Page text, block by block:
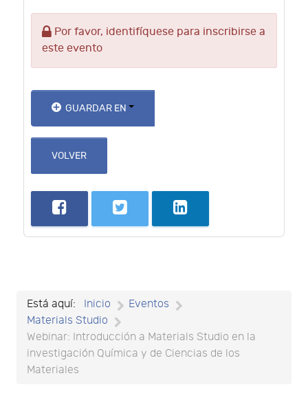
Por favor, identifíquese para inscribirse a
este evento
GUARDAR EN
VOLVER
Está aquí: Inicio
Eventos
Materials Studio
Webinar: Introducción a Materials Studio en la
investigación Química y de Ciencias de los
Materiales